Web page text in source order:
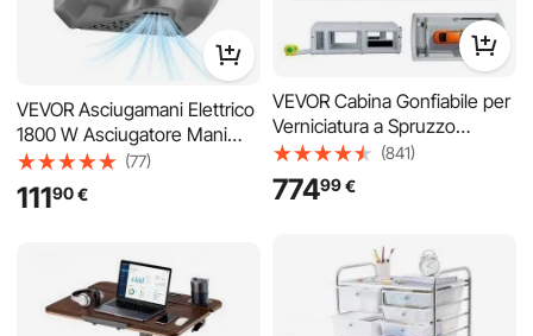
VEVOR Asciugamani Elettrico
1800 W Asciugatore Mani
Automatico 220-240 V CA,
ad Alta Velocità con Filtro
Montaggio a Parete, per
Bagno Hotel Ufficio
111
VEVOR Cabina Gonfiabile per
Verniciatura a Spruzzo
Misure 8 x 4,5 x 3 m, Tenda
Verniciatura Portatile con
Soffiatori da 750W e 950W,
Colore Grigio, per Protezione
(841)
77499€